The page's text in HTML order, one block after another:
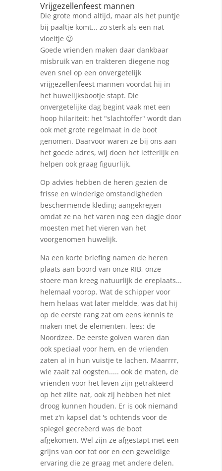
Vrijgezellenfeest mannen
Die grote mond altijd, maar als het puntje
bij paaltje komt... zo sterk als een nat
vloeitje 😉
Goede vrienden maken daar dankbaar
misbruik van en trakteren diegene nog
even snel op een onvergetelijk
vrijgezellenfeest mannen voordat hij in
het huwelijksbootje stapt. Die
onvergetelijke dag begint vaak met een
hoop hilariteit: het "slachtoffer" wordt dan
ook met grote regelmaat in de boot
genomen. Daarvoor waren ze bij ons aan
het goede adres, wij doen het letterlijk en
helpen ook graag figuurlijk.
Op advies hebben de heren gezien de
frisse en winderige omstandigheden
beschermende kleding aangekregen
omdat ze na het varen nog een dagje door
moesten met het vieren van het
voorgenomen huwelijk.
Na een korte briefing namen de heren
plaats aan boord van onze RIB, onze
stoere man kreeg natuurlijk de ereplaats...
helemaal voorop. Wat de schipper voor
hem helaas wat later meldde, was dat hij
op de eerste rang zat om eens kennis te
maken met de elementen, lees: de
Noordzee. De eerste golven waren dan
ook speciaal voor hem, en de vrienden
zaten al in hun vuistje te lachen. Maarrrr,
wie zaait zal oogsten..... ook de maten, de
vrienden voor het leven zijn getrakteerd
op het zilte nat, ook zij hebben het niet
droog kunnen houden. Er is ook niemand
met z'n kapsel dat 's ochtends voor de
spiegel gecreëerd was de boot
afgekomen. Wel zijn ze afgestapt met een
grijns van oor tot oor en een geweldige
ervaring die ze graag met andere delen.